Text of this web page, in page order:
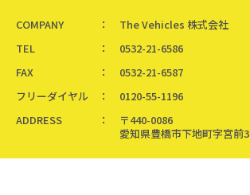
COMPANY
The Vehicles 株式会社
TEL
0532-21-6586
FAX
0532-21-6587
フリーダイヤル
0120-55-1196
ADDRESS
〒440-0086
愛知県豊橋市下地町字宮前